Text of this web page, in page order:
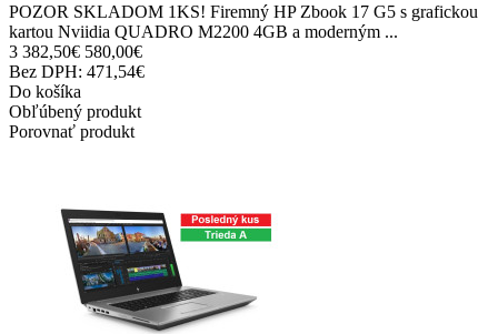
POZOR SKLADOM 1KS! Firemný HP Zbook 17 G5 s grafickou
kartou Nviidia QUADRO M2200 4GB a moderným ...
3 382,50€ 580,00€
Bez DPH: 471,54€
Do košíka
Obľúbený produkt
Porovnať produkt